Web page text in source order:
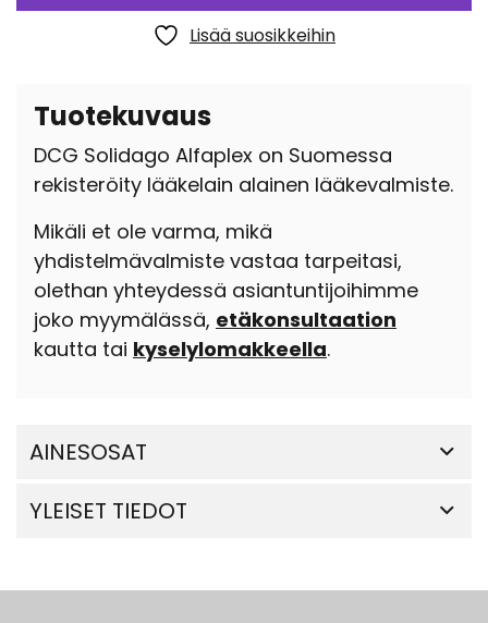
Lisää suosikkeihin
Tuotekuvaus
DCG Solidago Alfaplex on Suomessa
rekisteröity lääkelain alainen lääkevalmiste.
Mikäli et ole varma, mikä
yhdistelmävalmiste vastaa tarpeitasi,
olethan yhteydessä asiantuntijoihimme
joko myymälässä, etäkonsultaation
kautta tai kyselylomakkeella.
AINESOSAT
YLEISET TIEDOT